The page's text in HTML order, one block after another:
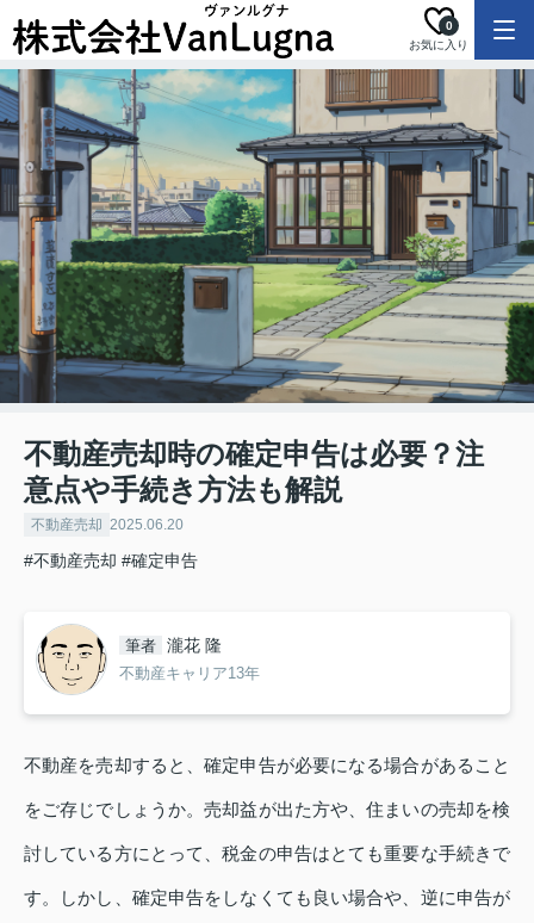
お気に入り
0
不動産売却時の確定申告は必要？注
意点や手続き方法も解説
不動産売却 2025.06.20
#不動産売却 #確定申告
筆者 瀧花 隆
不動産キャリア13年
不動産を売却すると、確定申告が必要になる場合があること
をご存じでしょうか。売却益が出た方や、住まいの売却を検
討している方にとって、税金の申告はとても重要な手続きで
す。しかし、確定申告をしなくても良い場合や、逆に申告が